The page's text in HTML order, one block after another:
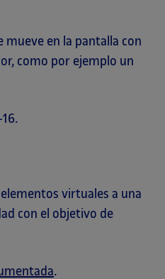
mueve en la pantalla con
como por ejemplo un
virtuales a una
con el objetivo de
.